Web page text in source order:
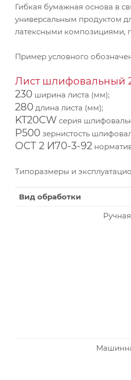
Гибкая бумажная основа в
универсальным продуктом
латексными композициями,
Пример условного
Лист шлифовальный
230 ширина листа (мм);
280 длина листа (мм);
KT20CW серия
P500 зернистость
ОСТ 2 И70-3-92
Типоразмеры и
Вид обработки